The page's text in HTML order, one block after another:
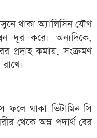
থাকা অ্যালিসিন যৌগ
দূর করে। অন্যদিকে,
প্রদাহ কমায়, সংক্রমণ
ফলে থাকা ভিটামিন সি
থেকে অম্ল পদার্থ বের